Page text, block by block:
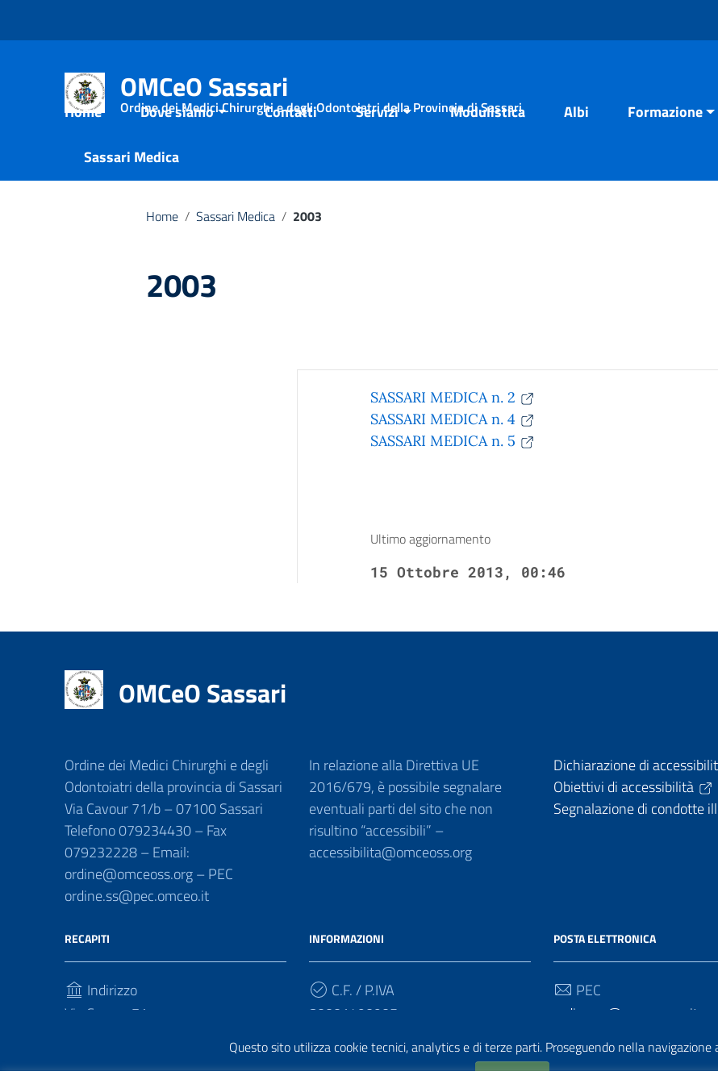
Questo sito utilizza cookie tecnici, analytics e di terze parti. Proseguendo nella navigazione
Accetto Cookie policy
OMCeO Sassari
Ordine dei Medici Chirurghi e degli Odontoiatri della Provincia di Sassari
Home Dove siamo Contatti Servizi Modulistica Albi Formazione
Sassari Medica
Home / Sassari Medica / 2003
2003
SASSARI MEDICA n. 2
SASSARI MEDICA n. 4
SASSARI MEDICA n. 5
Ultimo aggiornamento
15 Ottobre 2013, 00:46
OMCeO Sassari
Ordine dei Medici Chirurghi e degli
Odontoiatri della provincia di Sassari
Via Cavour 71/b – 07100 Sassari
Telefono 079234430 – Fax
079232228 – Email:
ordine@omceoss.org – PEC
ordine.ss@pec.omceo.it
In relazione alla Direttiva UE
2016/679, è possibile segnalare
eventuali parti del sito che non
risultino “accessibili” –
accessibilita@omceoss.org
Dichiarazione di
Obiettivi di accessibilità
Segnalazione di condotte
RECAPITI
Indirizzo
Via Cavour 71
Telefono
INFORMAZIONI
C.F. / P.IVA
80001490905
POSTA ELETTRONICA
PEC
ordine.ss@pec.omceo.it
Email
ordine@omceoss.org